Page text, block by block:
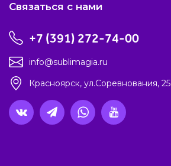
Связаться с нами
+7 (391) 272-74-00
info@sublimagia.ru
Красноярск, ул.Соревнования, 25